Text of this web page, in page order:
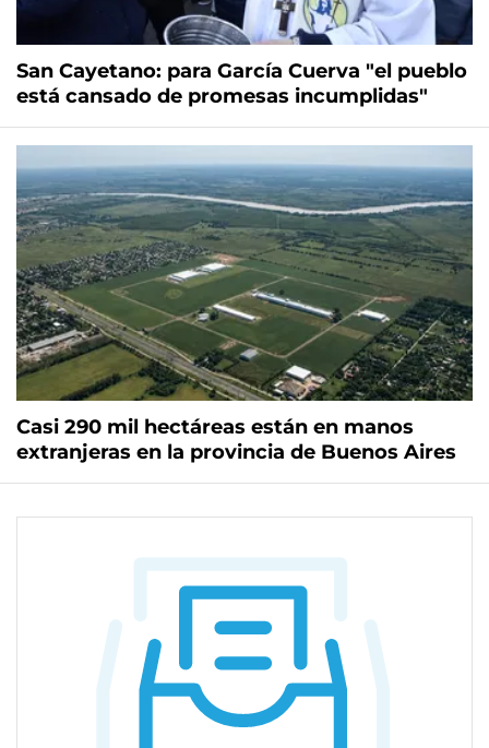
San Cayetano: para García Cuerva "el pueblo
está cansado de promesas incumplidas"
Casi 290 mil hectáreas están en manos
extranjeras en la provincia de Buenos Aires